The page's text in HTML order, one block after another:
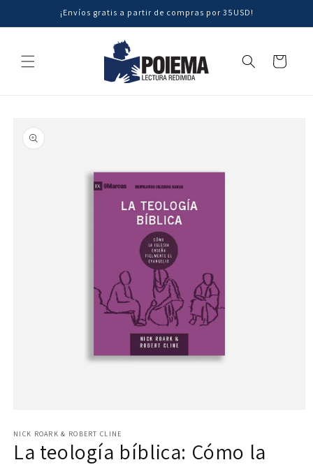
directamente
al contenido
¡Envíos gratis a partir de compras por 35USD!
Carrito
a la
información
multimedia
1
en
NICK ROARK & ROBERT CLINE
La teología bíblica: Cómo la